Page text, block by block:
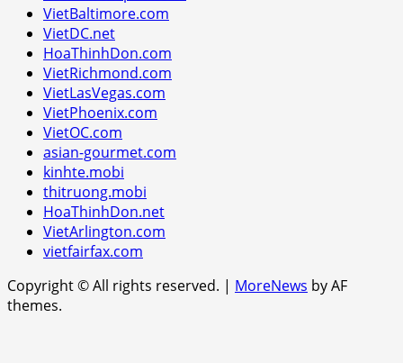
VietBaltimore.com
VietDC.net
HoaThinhDon.com
VietRichmond.com
VietLasVegas.com
VietPhoenix.com
VietOC.com
asian-gourmet.com
kinhte.mobi
thitruong.mobi
HoaThinhDon.net
VietArlington.com
vietfairfax.com
Copyright © All rights reserved. | MoreNews by AF
themes.